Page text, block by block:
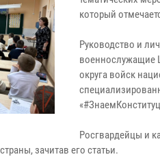
который
Руководство и
военнослужащие
округа войск
Росгвардейцы и
зачитав его статьи.